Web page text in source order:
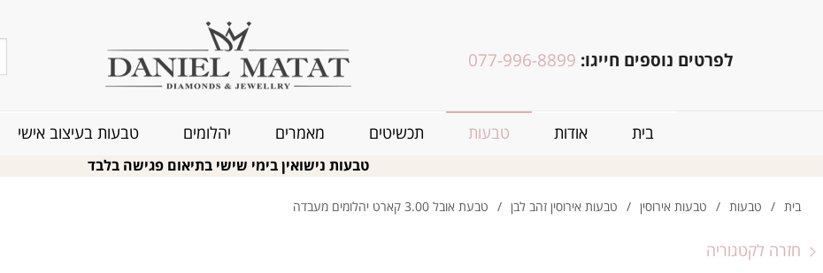
לפרטים נוספים חייגו: 077-996-8899
בית אודות טבעות תכשיטים מאמרים יהלומים טבעות בעיצוב אישי
טבעות נישואין בימי שישי בתיאום פגישה בלבד
בית / טבעות / טבעות אירוסין / טבעות אירוסין זהב לבן / טבעת אובל 3.00 קארט יהלומים מעבדה
חזרה לקטגוריה